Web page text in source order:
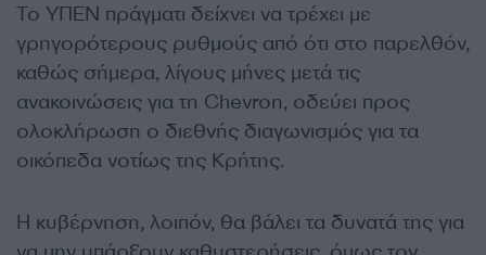
Το ΥΠΕΝ πράγματι δείχνει να τρέχει με
γρηγορότερους ρυθμούς από ότι στο παρελθόν,
καθώς σήμερα, λίγους μήνες μετά τις
ανακοινώσεις για τη Chevron, οδεύει προς
ολοκλήρωση ο διεθνής διαγωνισμός για τα
οικόπεδα νοτίως της Κρήτης.
Η κυβέρνηση, λοιπόν, θα βάλει τα δυνατά της για